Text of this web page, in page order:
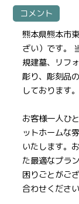
コメント
熊本県熊本市
ざい）です。
規建墓、リフ
彫り、彫刻品
しております。
お客様一人ひ
ットホームな
いたします。
た最適なプラ
困りごとがご
合わせください